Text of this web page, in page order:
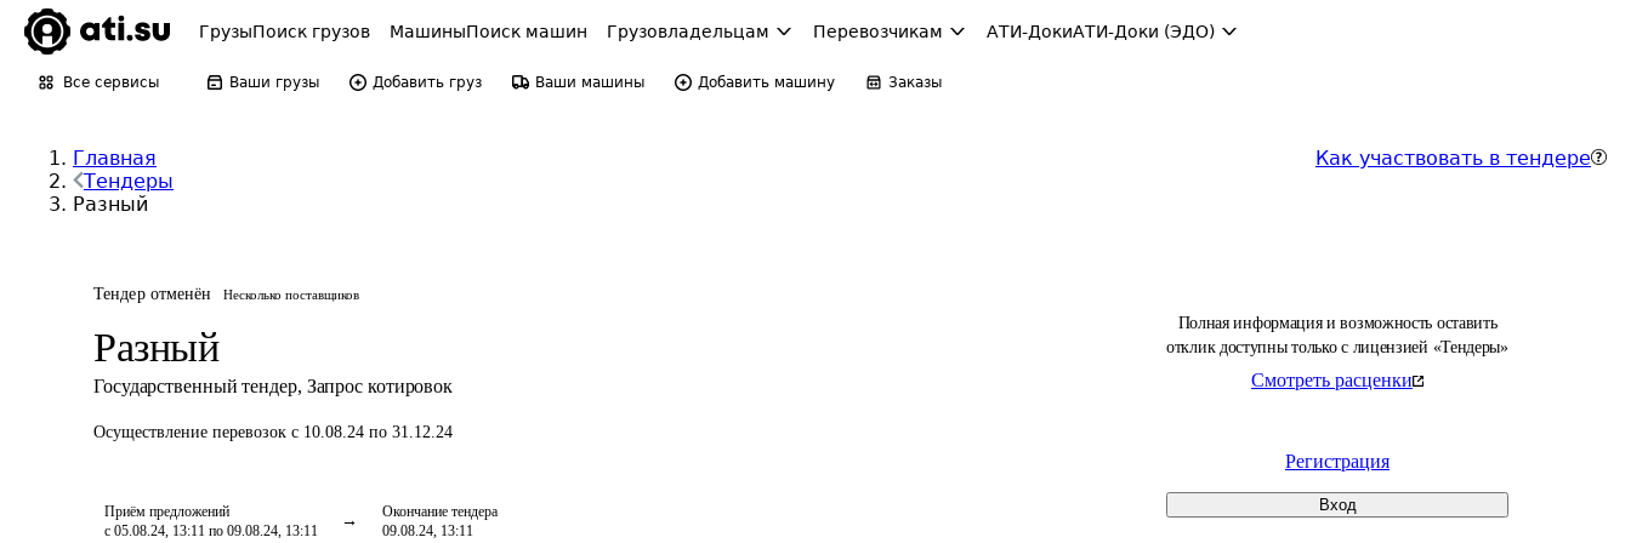
ГрузыПоиск грузов МашиныПоиск машин Грузовладельцам Перевозчикам АТИ-ДокиАТИ-Доки (ЭДО)
Все сервисы Ваши грузы Добавить груз Ваши машины Добавить машину Заказы
Главная
Тендеры
Разный
Как участвовать в тендере
Тендер отменён Несколько поставщиков
Разный
Государственный тендер, Запрос котировок
Осуществление перевозок с 10.08.24 по 31.12.24
Приём предложений
с 05.08.24, 13:11 по 09.08.24, 13:11
Окончание тендера
09.08.24, 13:11
Полная информация и возможность оставить
отклик доступны только с лицензией «Тендеры»
Смотреть расценки
Регистрация
Вход